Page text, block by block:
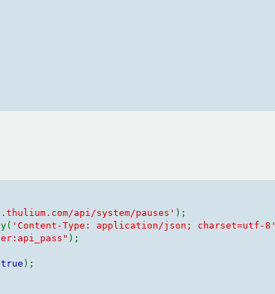
api/system/pauses'
'Content-Type: application/json; charset=utf-8'
true );